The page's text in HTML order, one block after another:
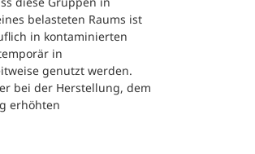
belasteten Raums ist
in kontaminierten
in
genutzt werden.
bei der Herstellung, dem
erhöhten